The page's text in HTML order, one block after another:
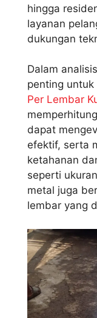
hingga
layanan
dukungan
Dalam
penting
Per Lembar
dapat
efektif, serta
ketahanan
seperti
metal juga
lembar yang